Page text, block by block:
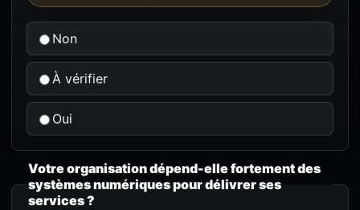
Non
À vérifier
Oui
Votre organisation dépend-elle fortement des
systèmes numériques pour délivrer ses
services ?